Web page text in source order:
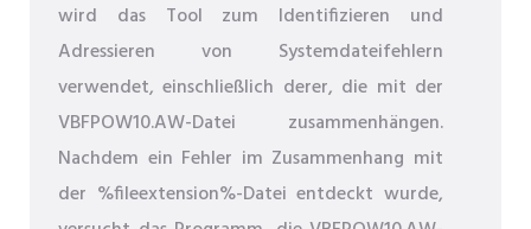
wird das Tool zum Identifizieren und
Adressieren von Systemdateifehlern
verwendet, einschließlich derer, die mit der
VBFPOW10.AW-Datei zusammenhängen.
Nachdem ein Fehler im Zusammenhang mit
der %fileextension%-Datei entdeckt wurde,